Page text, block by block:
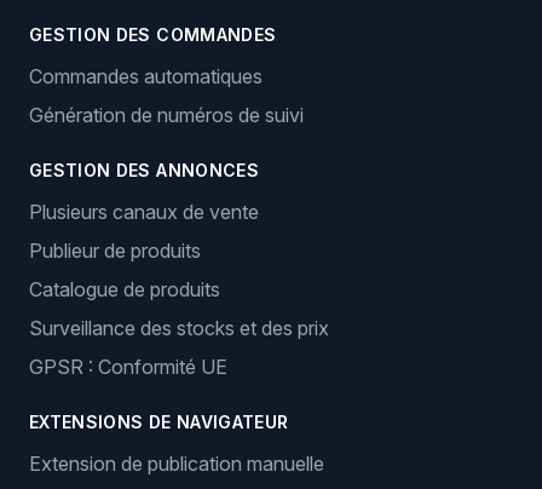
GESTION DES COMMANDES
Commandes automatiques
Génération de numéros de suivi
GESTION DES ANNONCES
Plusieurs canaux de vente
Publieur de produits
Catalogue de produits
Surveillance des stocks et des prix
GPSR : Conformité UE
EXTENSIONS DE NAVIGATEUR
Extension de publication manuelle